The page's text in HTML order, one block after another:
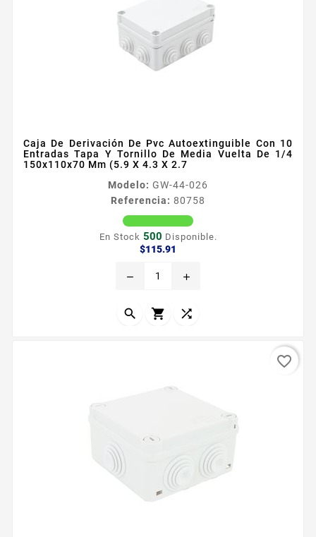
Caja De Derivación De Pvc Autoextinguible Con 10
Entradas Tapa Y Tornillo De Media Vuelta De 1/4
150x110x70 Mm (5.9 X 4.3 X 2.7
Modelo: GW-44-026
Referencia: 80758
En Stock 500 Disponible.
$115.91
remove add
  
favorite_border